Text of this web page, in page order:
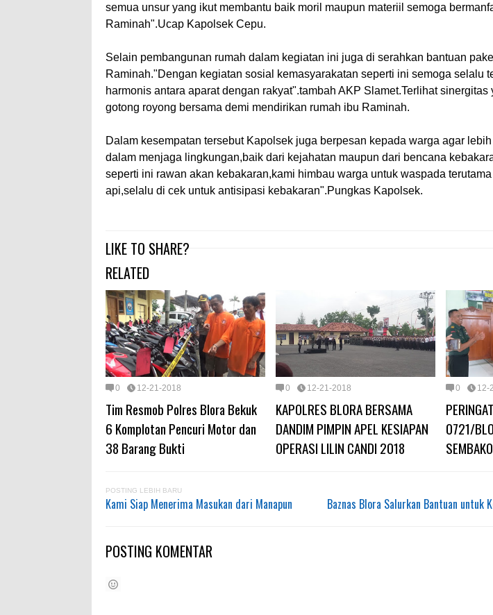
semua unsur yang ikut membantu baik moril maupun materiil semoga
Raminah".Ucap Kapolsek Cepu.
Selain pembangunan rumah dalam kegiatan ini juga di serahkan bantuan
Raminah."Dengan kegiatan sosial kemasyarakatan seperti ini semoga selalu
harmonis antara aparat dengan rakyat".tambah AKP Slamet.Terlihat
gotong royong bersama demi mendirikan rumah ibu Raminah.
Dalam kesempatan tersebut Kapolsek juga berpesan kepada warga agar
dalam menjaga lingkungan,baik dari kejahatan maupun dari bencana
seperti ini rawan akan kebakaran,kami himbau warga untuk waspada
api,selalu di cek untuk antisipasi kebakaran".Pungkas Kapolsek.
LIKE TO SHARE?
RELATED
0 12-21-2018
Tim Resmob Polres Blora Bekuk
6 Komplotan Pencuri Motor dan
38 Barang Bukti
0 12-21-2018
KAPOLRES BLORA BERSAMA
DANDIM PIMPIN APEL KESIAPAN
OPERASI LILIN CANDI 2018
0 12-
0721/
SEMBAKO
POSTING LEBIH BARU
Kami Siap Menerima Masukan dari Manapun Baznas Blora Salurkan Bantuan untuk
POSTING KOMENTAR